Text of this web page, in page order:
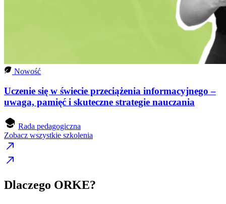
Nowość
Uczenie się w świecie przeciążenia informacyjnego –
uwaga, pamięć i skuteczne strategie nauczania
Rada pedagogiczna
Zobacz wszystkie szkolenia
Dlaczego ORKE?